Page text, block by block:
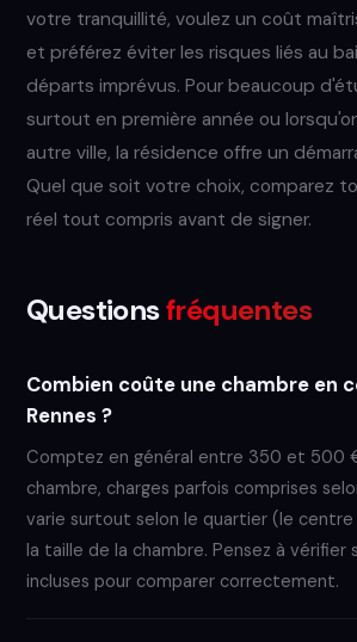
votre tranquillité, voulez un coût
et préférez éviter les risques liés au
départs imprévus. Pour beaucoup
surtout en première année ou
autre ville, la résidence offre un
Quel que soit votre choix, comparez
réel tout compris avant de signer.
Questionsfréquentes
Combien coûte une chambre en
Rennes ?
Comptez en général entre 350 et 500
chambre, charges parfois comprises
varie surtout selon le quartier (le
la taille de la chambre. Pensez à vérifier
incluses pour comparer correctement.